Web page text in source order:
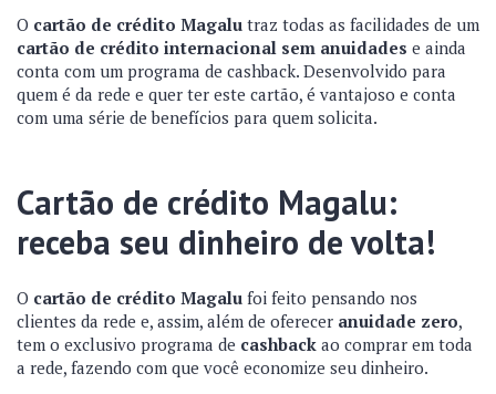
O cartão de crédito Magalu traz todas as facilidades de um
cartão de crédito internacional sem anuidades e ainda
conta com um programa de cashback. Desenvolvido para
quem é da rede e quer ter este cartão, é vantajoso e conta
com uma série de benefícios para quem solicita.
Cartão de crédito Magalu:
receba seu dinheiro de volta!
O cartão de crédito Magalu foi feito pensando nos
clientes da rede e, assim, além de oferecer anuidade zero,
tem o exclusivo programa de cashback ao comprar em toda
a rede, fazendo com que você economize seu dinheiro.